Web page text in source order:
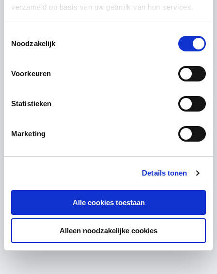
verzameld op basis van uw gebruik van hun services.
Noodzakelijk
Voorkeuren
Statistieken
Marketing
Details tonen
Alle cookies toestaan
Alleen noodzakelijke cookies